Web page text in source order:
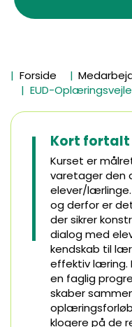
Forside
EUD-
Kort fortalt
Kurset er
varetager den
elever/lærlinge.
og derfor er
der sikrer
dialog med
kendskab til
effektiv læring.
en faglig
skaber
klogere på de